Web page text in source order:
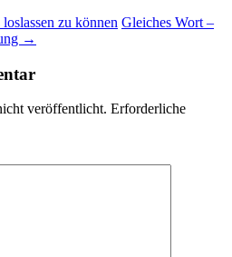
zu können Gleiches Wort –
→
veröffentlicht. Erforderliche